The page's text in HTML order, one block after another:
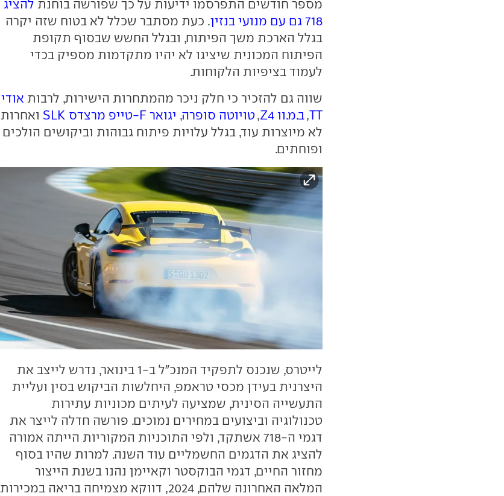
מספר חודשים התפרסמו ידיעות על כך שפורשה בוחנת להציג
718 גם עם מנועי בנזין
. כעת מסתבר שכלל לא בטוח שזה יקרה
בגלל הארכת משך הפיתוח, ובגלל החשש שבסוף תקופת
הפיתוח המכונית שיציגו לא יהיו מתקדמות מספיק בכדי
לעמוד בציפיות הלקוחות.
שווה גם להזכיר כי חלק ניכר מהמתחרות הישירות, לרבות אודי
TT
,ב.מ.וו Z4 ,טויוטה סופרה, יגואר F-טייפ מרצדס SLK
ואחרות
לא מיוצרות עוד, בגלל עלויות פיתוח גבוהות וביקושים הולכים
ופוחתים.
לייטרס, שנכנס לתפקיד המנכ"ל ב-1 בינואר, נדרש לייצב את
היצרנית בעידן מכסי טראמפ, היחלשות הביקוש בסין ועליית
התעשייה הסינית, שמציעה לעיתים מכוניות עתירות
טכנולוגיה וביצועים במחירים נמוכים. פורשה חדלה לייצר את
דגמי ה-718 אשתקד, ולפי התוכניות המקוריות הייתה אמורה
להציג את הדגמים החשמליים עוד השנה. למרות שהיו בסוף
מחזור החיים, דגמי הבוקסטר וקאיימן נהנו בשנת הייצור
המלאה האחרונה שלהם, 2024, דווקא מצמיחה בריאה במכירות